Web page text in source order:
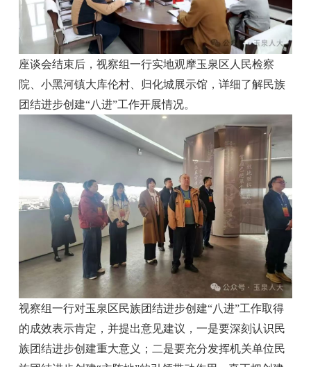
座谈会结束后，视察组一行实地观摩玉泉区人民检察
院、小黑河镇大库伦村、归化城展示馆，详细了解民族
团结进步创建“八进”工作开展情况。
视察组一行对玉泉区民族团结进步创建“八进”工作取得
的成效表示肯定，并提出意见建议，一是要深刻认识民
族团结进步创建重大意义；二是要充分发挥机关单位民